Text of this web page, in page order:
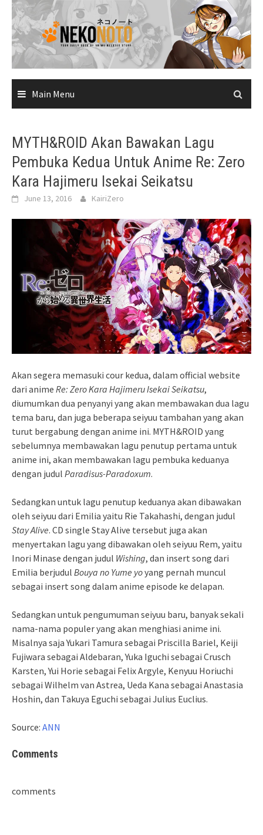
Skip
content
Main Menu
MYTH&ROID Akan Bawakan Lagu
Pembuka Kedua Untuk Anime Re: Zero
Kara Hajimeru Isekai Seikatsu
June 13, 2016 KairiZero
Akan segera memasuki cour kedua, dalam official website
dari anime Re: Zero Kara Hajimeru Isekai Seikatsu,
diumumkan dua penyanyi yang akan membawakan dua lagu
tema baru, dan juga beberapa seiyuu tambahan yang akan
turut bergabung dengan anime ini. MYTH&ROID yang
sebelumnya membawakan lagu penutup pertama untuk
anime ini, akan membawakan lagu pembuka keduanya
dengan judul Paradisus-Paradoxum.
Sedangkan untuk lagu penutup keduanya akan dibawakan
oleh seiyuu dari Emilia yaitu Rie Takahashi, dengan judul
Stay Alive. CD single Stay Alive tersebut juga akan
menyertakan lagu yang dibawakan oleh seiyuu Rem, yaitu
Inori Minase dengan judul Wishing, dan insert song dari
Emilia berjudul Bouya no Yume yoyang pernah muncul
sebagai insert song dalam anime episode ke delapan.
Sedangkan untuk pengumuman seiyuu baru, banyak sekali
nama-nama populer yang akan menghiasi anime ini.
Misalnya saja Yukari Tamura sebagai Priscilla Bariel, Keiji
Fujiwara sebagai Aldebaran, Yuka Iguchi sebagai Crusch
Karsten, Yui Horie sebagai Felix Argyle, Kenyuu Horiuchi
sebagai Wilhelm van Astrea, Ueda Kana sebagai Anastasia
Hoshin, dan Takuya Eguchi sebagai Julius Euclius.
Source: ANN
Comments
comments